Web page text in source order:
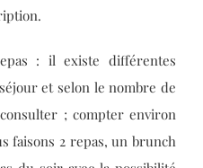
: il existe différentes
et selon le nombre de
; compter environ
faisons 2 repas, un brunch